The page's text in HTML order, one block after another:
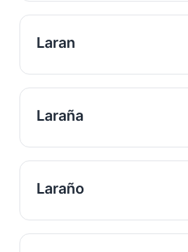
Laran
Laraña
Laraño